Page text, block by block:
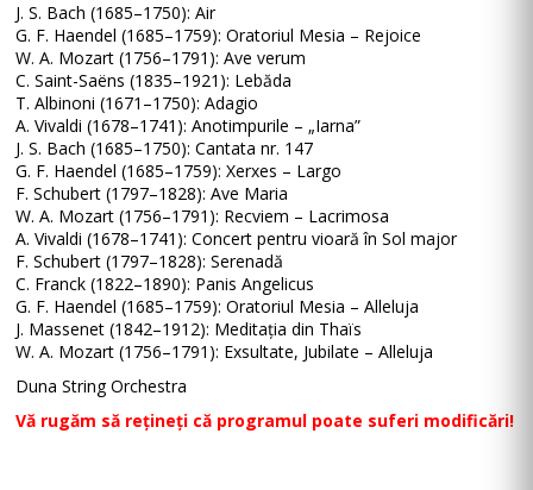
J. S. Bach (1685–1750): Air
G. F. Haendel (1685–1759): Oratoriul Mesia – Rejoice
W. A. Mozart (1756–1791): Ave verum
C. Saint-Saëns (1835–1921): Lebăda
T. Albinoni (1671–1750): Adagio
A. Vivaldi (1678–1741): Anotimpurile – „Iarna”
J. S. Bach (1685–1750): Cantata nr. 147
G. F. Haendel (1685–1759): Xerxes – Largo
F. Schubert (1797–1828): Ave Maria
W. A. Mozart (1756–1791): Recviem – Lacrimosa
A. Vivaldi (1678–1741): Concert pentru vioară în Sol major
F. Schubert (1797–1828): Serenadă
C. Franck (1822–1890): Panis Angelicus
G. F. Haendel (1685–1759): Oratoriul Mesia – Alleluja
J. Massenet (1842–1912): Meditația din Thaïs
W. A. Mozart (1756–1791): Exsultate, Jubilate – Alleluja
Duna String Orchestra
Vă rugăm să rețineți că programul poate suferi modificări!